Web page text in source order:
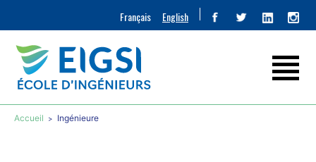
Français English
Accueil Ingénieure